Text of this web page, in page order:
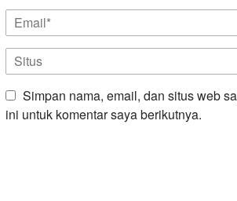
Simpan nama, email, dan situs web
ini untuk komentar saya berikutnya.